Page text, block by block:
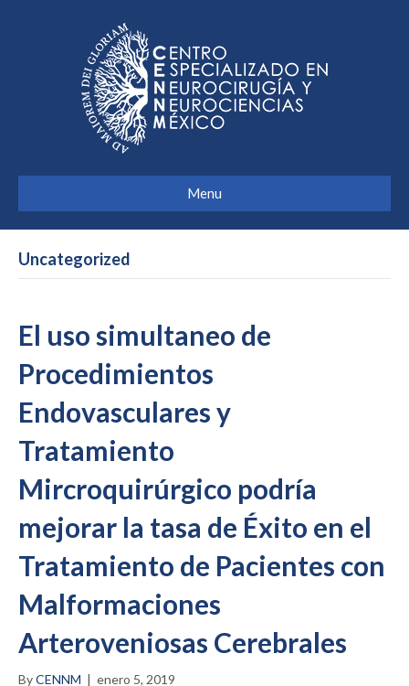
Menu
Uncategorized
El uso simultaneo de
Procedimientos
Endovasculares y
Tratamiento
Mircroquirúrgico podría
mejorar la tasa de Éxito en el
Tratamiento de Pacientes con
Malformaciones
Arteroveniosas Cerebrales
ByCENNM | enero 5, 2019